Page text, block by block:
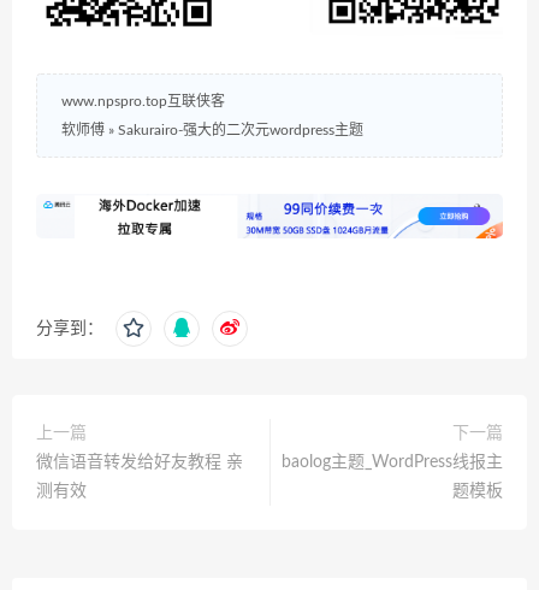
www.npspro.top互联侠客
软师傅 » Sakurairo-强大的二次元wordpress主题
分享到：
上一篇
微信语音转发给好友教程 亲
测有效
下一篇
baolog主题_WordPress线报主
题模板